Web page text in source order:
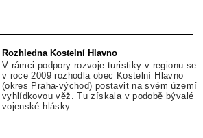
Rozhledna Kostelní Hlavno
V rámci podpory rozvoje turistiky v regionu se
v roce 2009 rozhodla obec Kostelní Hlavno
(okres Praha-východ) postavit na svém území
vyhlídkovou věž. Tu získala v podobě bývalé
vojenské hlásky...